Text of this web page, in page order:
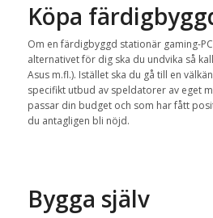
Köpa
Om en färdigbyggd stationär gaming-
alternativet för dig ska du undvika så
Asus m.fl.). Istället ska du gå till en
specifikt utbud av speldatorer av eget
passar din budget och som har fått
du antagligen bli nöjd.
Bygga själv